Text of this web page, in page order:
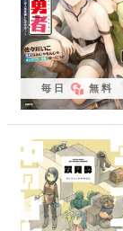
毎日 無料